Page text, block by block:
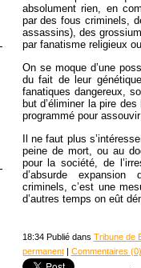
absolument rien, en
par des fous criminels,
assassins), des
par fanatisme religieux
On se moque d’une
du fait de leur
fanatiques dangereux,
but d’éliminer la pire
programmé pour
Il ne faut plus
peine de mort, ou au
pour la société, de
d’absurde expansion
criminels, c’est une
d’autres temps on eût
18:34 Publié dans Tribune de
permanent| Commentaires (0)